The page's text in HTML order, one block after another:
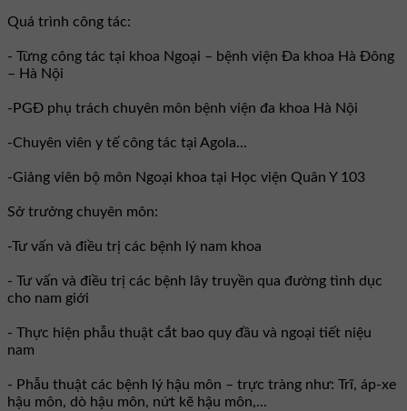
Quá trình công tác:
- Từng công tác tại khoa Ngoại – bệnh viện Đa khoa Hà Đông
– Hà Nội
-PGĐ phụ trách chuyên môn bệnh viện đa khoa Hà Nội
-Chuyên viên y tế công tác tại Agola...
-Giảng viên bộ môn Ngoại khoa tại Học viện Quân Y 103
Sở trưởng chuyên môn:
-Tư vấn và điều trị các bệnh lý nam khoa
- Tư vấn và điều trị các bệnh lây truyền qua đường tình dục
cho nam giới
- Thực hiện phẫu thuật cắt bao quy đầu và ngoại tiết niệu
nam
- Phẫu thuật các bệnh lý hậu môn – trực tràng như: Trĩ, áp-xe
hậu môn, dò hậu môn, nứt kẽ hậu môn,...